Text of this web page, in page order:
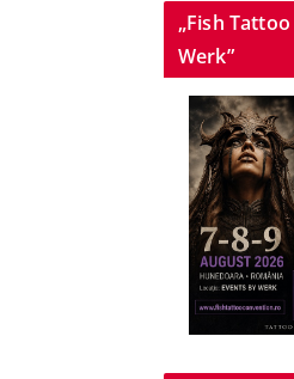
„Fish
Werk”